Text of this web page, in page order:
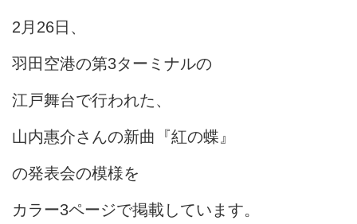
2月26日、
羽田空港の第3ターミナルの
江戸舞台で行われた、
山内惠介さんの新曲『紅の蝶』
の発表会の模様を
カラー3ページで掲載しています。